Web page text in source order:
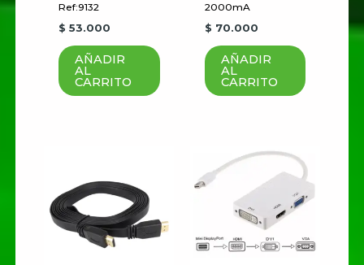
Nombre*
Guardar mi nombre, correo
electrónico y sitio web en este
Ref:9132
$ 53.000
AÑADIR
AL
CARRITO
2000mA
$ 70.000
AÑADIR
AL
CARRITO